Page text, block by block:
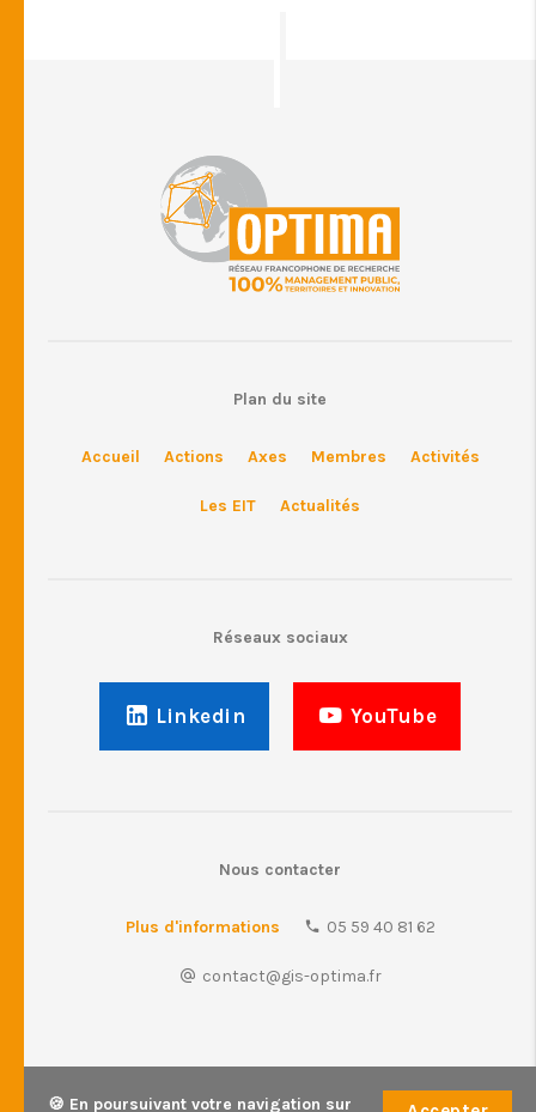
Plan du site
Accueil Actions Axes Membres Activités
Les EIT Actualités
Réseaux sociaux
Linkedin YouTube
Nous contacter
Plus d'informations 05 59 40 81 62
contact@gis-optima.fr
🍪 En poursuivant votre navigation sur